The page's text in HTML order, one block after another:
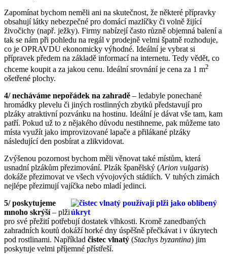
Zapomínat bychom neměli ani na skutečnost, že některé přípravky
obsahují látky nebezpečné pro domácí mazlíčky či volně žijící
živočichy (např. ježky). Firmy nabízejí často různě objemná balení a
tak se nám při pohledu na regál v prodejně velmi špatně rozhoduje,
co je OPRAVDU ekonomicky výhodné. Ideální je vybrat si
přípravek předem na základě informací na internetu. Tedy vědět, co
chceme koupit a za jakou cenu. Ideální srovnání je cena za 1 m2
ošetřené plochy.
4/ necháváme nepořádek na zahradě – ledabyle ponechané
hromádky plevelu či jiných rostlinných zbytků představují pro
plzáky atraktivní pozvánku na hostinu. Ideální je dávat vše tam, kam
patří. Pokud už to z nějakého důvodu nestihneme, pak můžeme tato
místa využít jako improvizované lapače a přilákané plzáky
následující den posbírat a zlikvidovat.
Zvýšenou pozornost bychom měli věnovat také místům, která
usnadní plzákům přezimování. Plzák španělský (Arion vulgaris)
dokáže přezimovat ve všech vývojových stádiích. V tuhých zimách
nejlépe přezimují vajíčka nebo mladí jedinci.
5/ poskytujeme
mnoho skrýší– plži
pro své přežití potřebují dostatek vlhkosti. Kromě zanedbaných
zahradních koutů dokáží horké dny úspěšně přečkávat i v úkrytech
pod rostlinami. Například čistec vlnatý (Stachys byzantina) jim
poskytuje velmi příjemné přístřeší.